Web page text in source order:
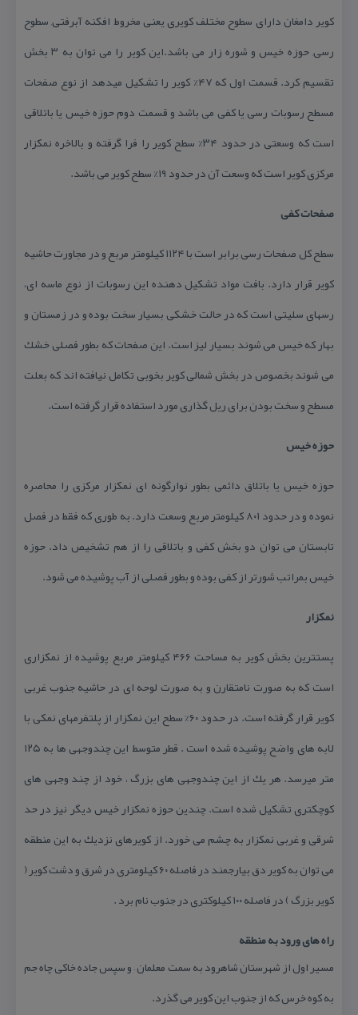
كویر دامغان دارای سطوح مختلف كویری یعنی مخروط افكنه آبرفتی, سطوح
رسی, حوزه خیس و شوره زار می باشد.این كویر را می توان به ۳ بخش
تقسیم كرد. قسمت اول كه ۴۷% كویر را تشكیل میدهد از نوع صفحات
مسطح رسوبات رسی یا كفی می باشد و قسمت دوم حوزه خیس یا باتلاقی
است كه وسعتی در حدود ۳۴% سطح كویر را فرا گرفته و بالاخره نمكزار
مركزی كویر است كه وسعت آن در حدود ۱۹% سطح كویر می باشد.
صفحات كفی
سطح كل صفحات رسی برابر است با ۱۱۲۴ كیلومتر مربع و در مجاورت حاشیه
كویر قرار دارد. بافت مواد تشكیل دهنده این رسوبات از نوع ماسه ای،
رسهای سلیتی است كه در حالت خشكی بسیار سخت بوده و در زمستان و
بهار كه خیس می شوند بسیار لیز است. این صفحات كه بطور فصلی خشك
می شوند بخصوص در بخش شمالی كویر بخوبی تكامل نیافته اند كه بعلت
مسطح و سخت بودن برای ریل گذاری مورد استفاده قرار گرفته است.
حوزه خیس
حوزه خیس یا باتلاق دائمی بطور نوارگونه ای نمكزار مركزی را محاصره
نموده و در حدود ۸۰۱ كیلومتر مربع وسعت دارد. به طوری كه فقط در فصل
تابستان می توان دو بخش كفی و باتلاقی را از هم تشخیص داد. حوزه
خیس بمراتب شورتر از كفی بوده و بطور فصلی از آب پوشیده می شود.
نمكزار
پستترین بخش كویر به مساحت ۴۶۶ كیلومتر مربع پوشیده از نمكزاری
است كه به صورت نامتقارن و به صورت لوحه ای در حاشیه جنوب غربی
كویر قرار گرفته است. در حدود ۶۰% سطح این نمكزار از پلتفرمهای نمكی با
لابه های واضح پوشیده شده است . قطر متوسط این چندوجهی ها به ۱۲۵
متر میرسد. هر یك از این چندوجهی های بزرگ ، خود از چند وجهی های
كوچكتری تشكیل شده است. چندین حوزه نمكزار خیس دیگر نیز در حد
شرقی و غربی نمكزار به چشم می خورد. از كویرهای نزدیك به این منطقه
می توان به كویر دق بیارجمند در فاصله ۶۰ كیلومتری در شرق و دشت كویر (
كویر بزرگ ) در فاصله ۱۰۰ كیلوكتری در جنوب نام برد .
راه های ورود به منطقه
مسیر اول از شهرستان شاهرود به سمت معلمان – و سپس جاده خاكی چاه جم
به كوه خرس كه از جنوب این كویر می گذرد.